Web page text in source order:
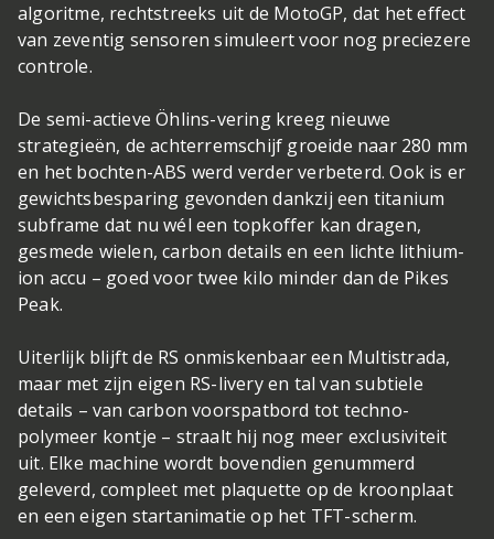
algoritme, rechtstreeks uit de MotoGP, dat het effect
van zeventig sensoren simuleert voor nog preciezere
controle.
De semi-actieve Öhlins-vering kreeg nieuwe
strategieën, de achterremschijf groeide naar 280 mm
en het bochten-ABS werd verder verbeterd. Ook is er
gewichtsbesparing gevonden dankzij een titanium
subframe dat nu wél een topkoffer kan dragen,
gesmede wielen, carbon details en een lichte lithium-
ion accu – goed voor twee kilo minder dan de Pikes
Peak.
Uiterlijk blijft de RS onmiskenbaar een Multistrada,
maar met zijn eigen RS-livery en tal van subtiele
details – van carbon voorspatbord tot techno-
polymeer kontje – straalt hij nog meer exclusiviteit
uit. Elke machine wordt bovendien genummerd
geleverd, compleet met plaquette op de kroonplaat
en een eigen startanimatie op het TFT-scherm.